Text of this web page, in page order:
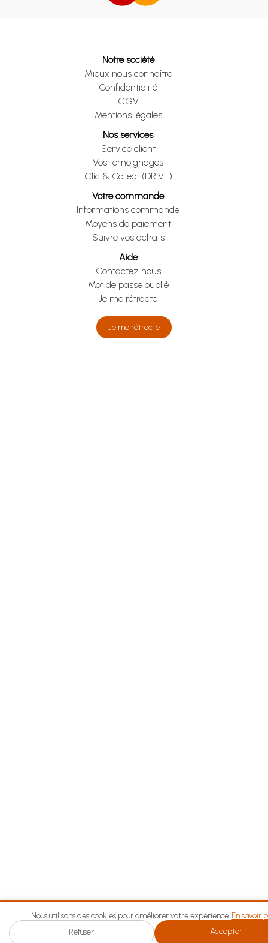
Notre société
Mieux nous connaître
Confidentialité
CGV
Mentions légales
Nos services
Service client
Vos témoignages
Clic & Collect (DRIVE)
Votre commande
Informations commande
Moyens de paiement
Suivre vos achats
Aide
Contactez nous
Mot de passe oublié
Je me rétracte
Je me rétracte
Nous utilisons des cookies pour améliorer votre expérience. En savoir
Refuser Accepter